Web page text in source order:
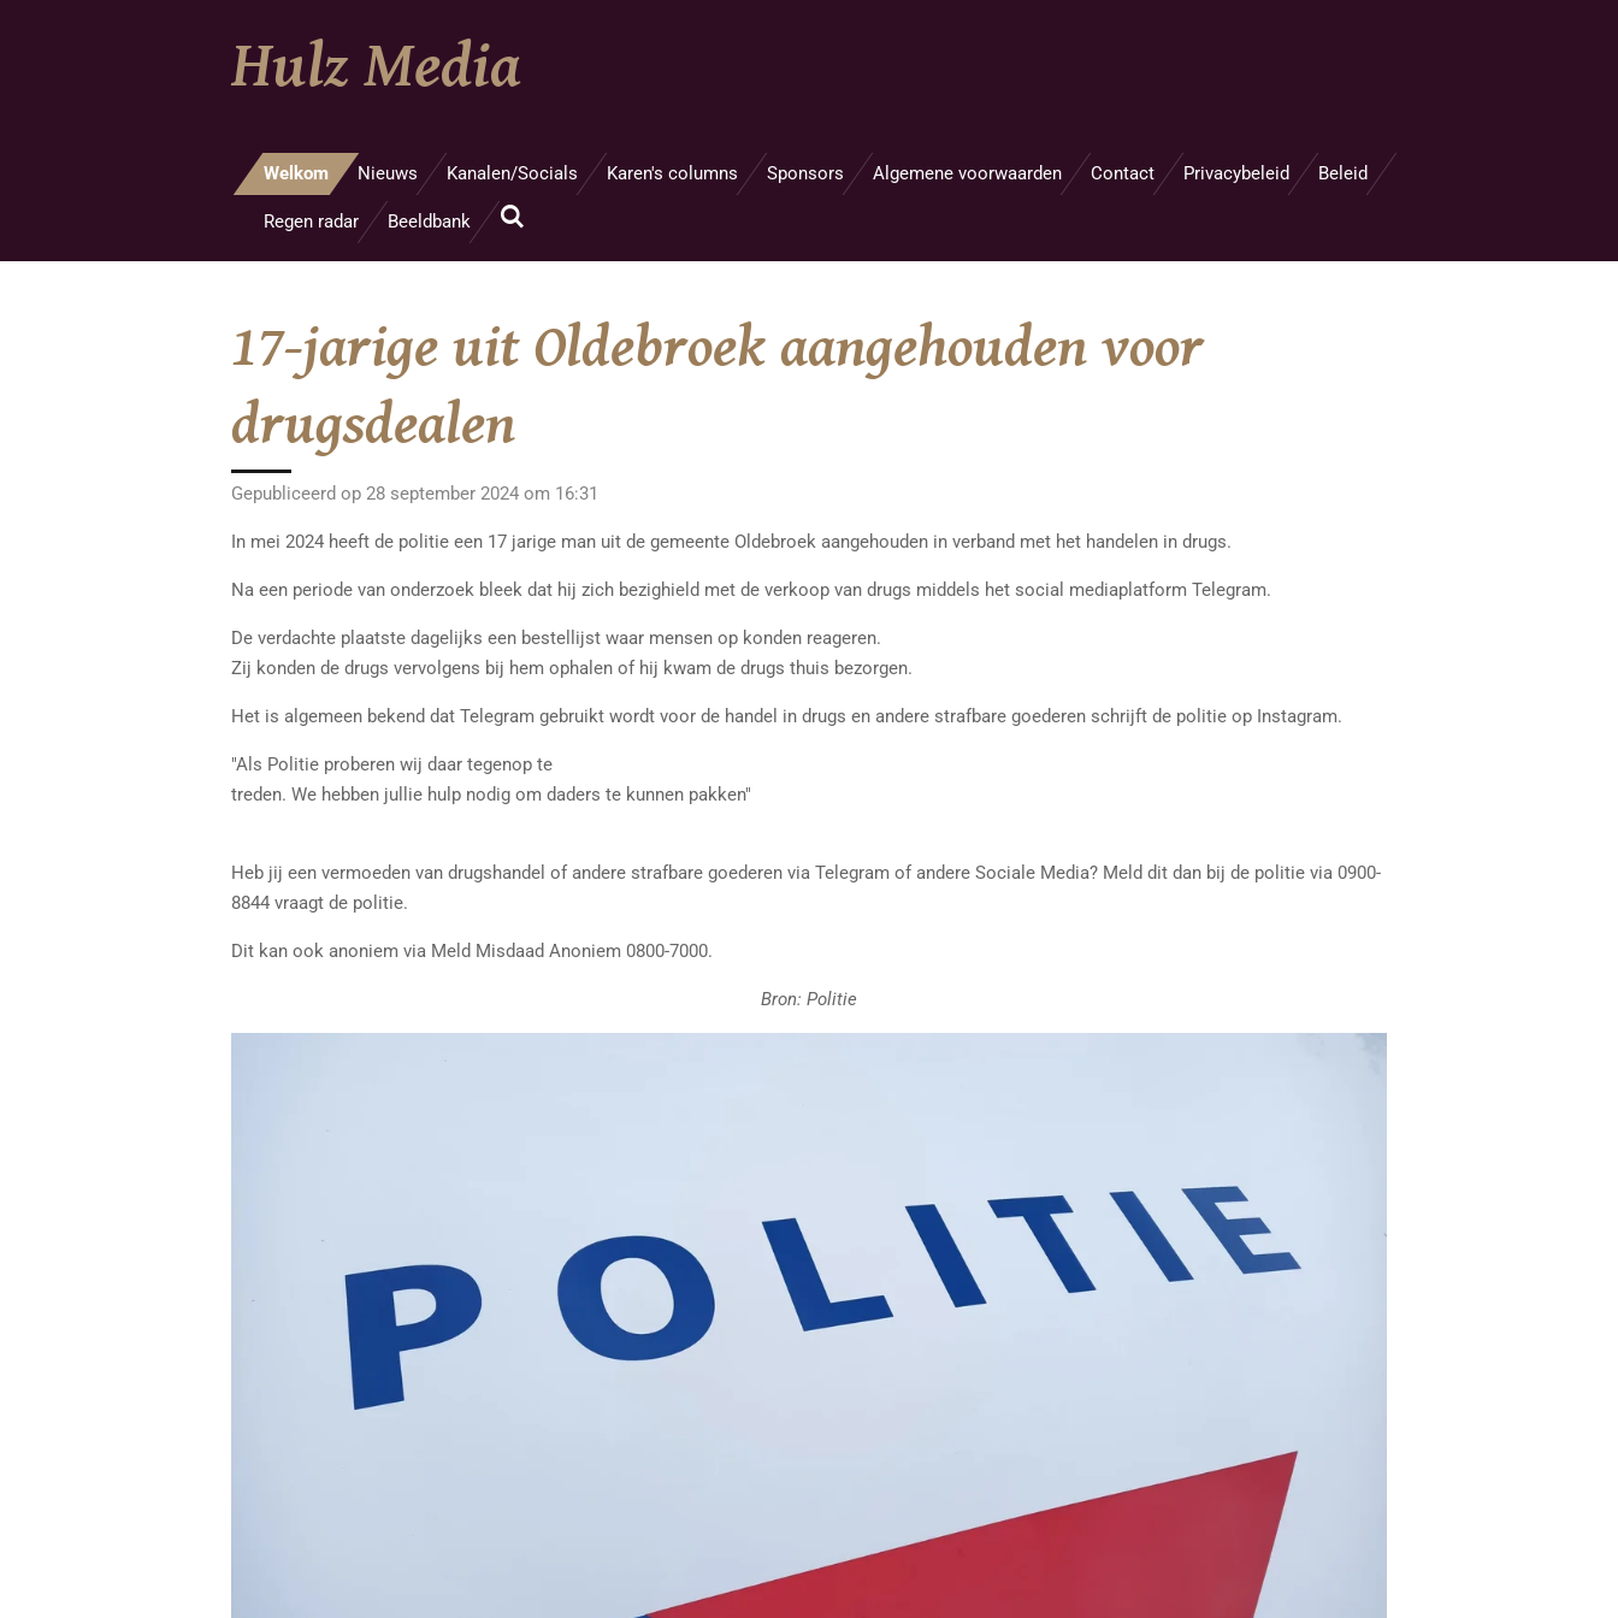
Hulz Media
Welkom Nieuws Kanalen/Socials Karen's columns Sponsors Algemene voorwaarden Contact Privacybeleid Beleid
Regen radar Beeldbank
17-jarige uit Oldebroek aangehouden voor
drugsdealen
Gepubliceerd op 28 september 2024 om 16:31
In mei 2024 heeft de politie een 17 jarige man uit de gemeente Oldebroek aangehouden in verband met het handelen in drugs.
Na een periode van onderzoek bleek dat hij zich bezighield met de verkoop van drugs middels het social mediaplatform Telegram.
De verdachte plaatste dagelijks een bestellijst waar mensen op konden reageren.
Zij konden de drugs vervolgens bij hem ophalen of hij kwam de drugs thuis bezorgen.
Het is algemeen bekend dat Telegram gebruikt wordt voor de handel in drugs en andere strafbare goederen schrijft de politie op Instagram.
"Als Politie proberen wij daar tegenop te
treden. We hebben jullie hulp nodig om daders te kunnen pakken"
Heb jij een vermoeden van drugshandel of andere strafbare goederen via Telegram of andere Sociale Media? Meld dit dan bij de politie via 0900-
8844 vraagt de politie.
Dit kan ook anoniem via Meld Misdaad Anoniem 0800-7000.
Bron: Politie